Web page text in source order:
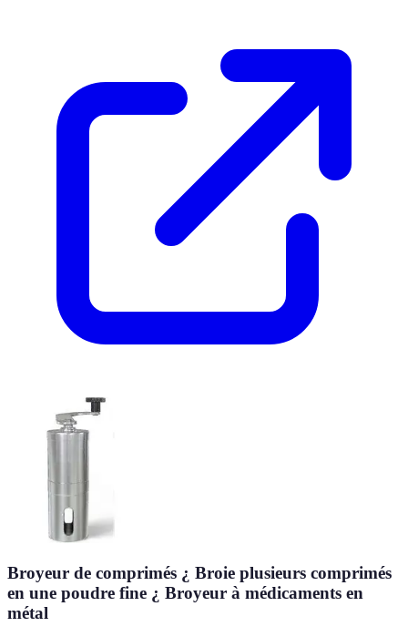
Broyeur de comprimés ¿ Broie plusieurs comprimés
en une poudre fine ¿ Broyeur à médicaments en
métal